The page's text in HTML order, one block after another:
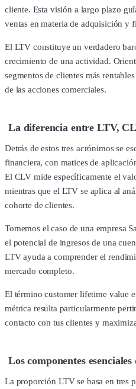
cliente. Esta visión a largo plazo
ventas en materia de adquisición y
El LTV constituye un verdadero
crecimiento de una actividad.
segmentos de clientes más
de las acciones comerciales.
La diferencia entre LTV,
Detrás de estos tres acrónimos se
financiera, con matices de
El CLV mide específicamente el
mientras que el LTV se aplica al
cohorte de clientes.
Tomemos el caso de una empresa
el potencial de ingresos de una
LTV ayuda a comprender el
mercado completo.
El término customer lifetime value
métrica resulta particularmente
contacto con tus clientes y
Los componentes
La proporción LTV se basa en tres